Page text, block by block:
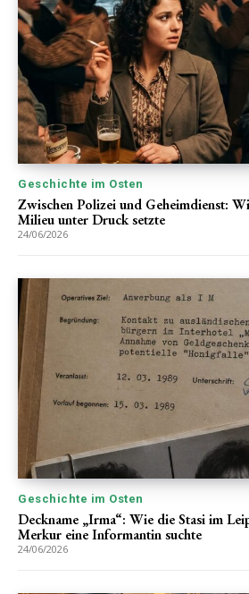
Geschichte im Osten
Zwischen Polizei und Geheimdienst:
Milieu unter Druck setzte
24/06/2026
Geschichte im Osten
Deckname „Irma“: Wie die Stasi im
Merkur eine Informantin suchte
24/06/2026